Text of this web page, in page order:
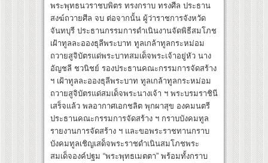
พระพุทธนวราชบพิตร ทรงกราบ ทรงศีล ประธาน
สงฆ์ถวายศีล จบ ต่อจากนั้น ผู้ว่าราชการจังหวัด
จันทบุรี ประธานกรรมการดำเนินงานจัดพิธีสมโภช
เฝ้าทูลละอองธุลีพระบาท ทูลเกล้าทูลกระหม่อม
ถวายสูจิบัตรแด่พระบาทสมเด็จพระเจ้าอยู่หัว นาง
อัญชลี ชวนิชย์ รองประธานคณะกรรมการจัดสร้าง
ฯ เฝ้าทูลละอองธุลีพระบาท ทูลเกล้าทูลกระหม่อม
ถวายสูจิบัตรแด่สมเด็จพระนางเจ้า ฯ พระบรมราชินี
เสร็จแล้ว พลอากาศเอกชลิต พุกผาสุข องคมนตรี
ประธานคณะกรรมการจัดสร้าง ฯ กราบบังคมทูล
รายงานการจัดสร้าง ฯ และขอพระราชทานกราบ
บังคมทูลเชิญเสด็จพระราชดำเนินสมโภชพระ
สมเด็จองค์ปฐม “พระพุทธเมตตา” พร้อมทั้งกราบ